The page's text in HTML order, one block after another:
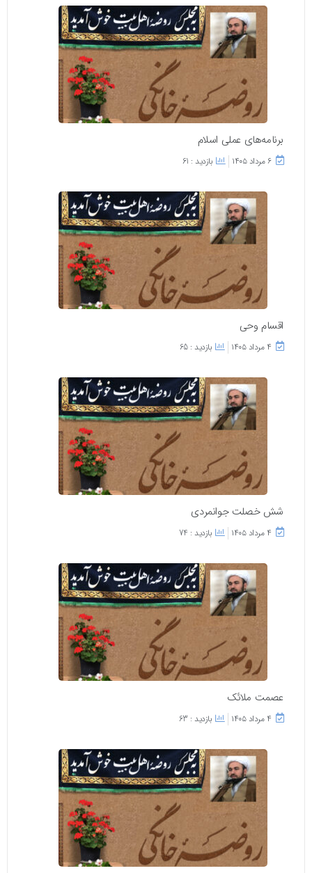
برنامه‌های عملی اسلام
۶ مرداد ۱۴۰۵ بازدید : 61
اقسام وحی
۴ مرداد ۱۴۰۵ بازدید : 65
شش خصلت جوانمردی
۴ مرداد ۱۴۰۵ بازدید : 74
عصمت ملائک
۴ مرداد ۱۴۰۵ بازدید : 63